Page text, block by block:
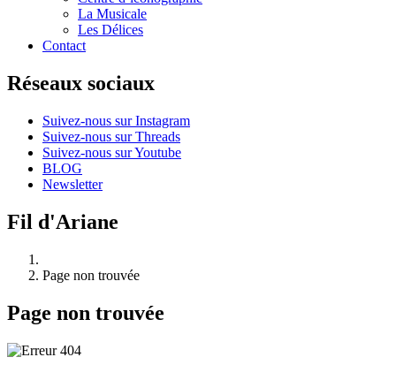
La Musicale
Les Délices
Contact
Réseaux sociaux
Suivez-nous sur Instagram
Suivez-nous sur Threads
Suivez-nous sur Youtube
BLOG
Newsletter
Fil d'Ariane
Page non trouvée
Page non trouvée